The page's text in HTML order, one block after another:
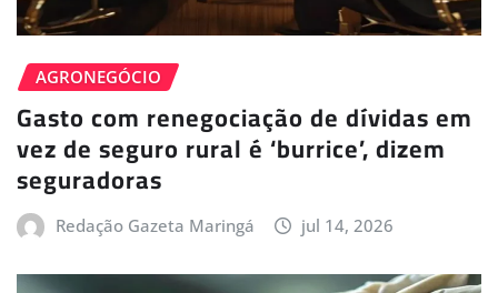
AGRONEGÓCIO
Gasto com renegociação de dívidas em
vez de seguro rural é ‘burrice’, dizem
seguradoras
Redação Gazeta Maringá jul 14, 2026